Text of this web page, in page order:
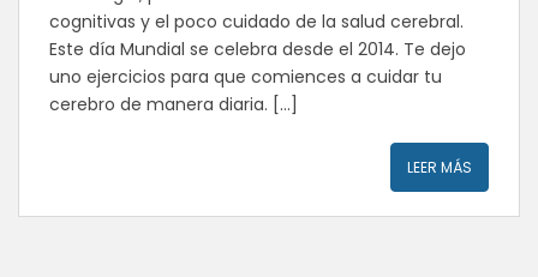
cognitivas y el poco cuidado de la salud cerebral.
Este día Mundial se celebra desde el 2014. Te dejo
uno ejercicios para que comiences a cuidar tu
cerebro de manera diaria. […]
LEER MÁS